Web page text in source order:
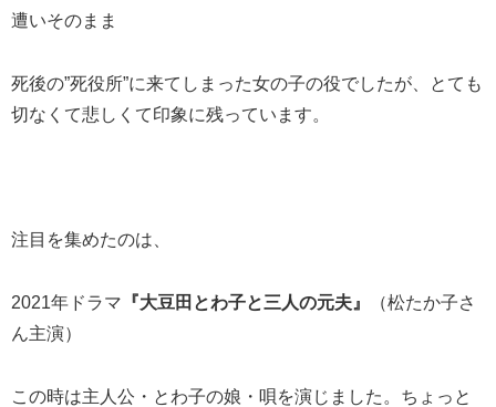
遭いそのまま
死後の”死役所”に来てしまった女の子の役でしたが、とても
切なくて悲しくて印象に残っています。
注目を集めたのは、
2021年ドラマ 『大豆田とわ子と三人の元夫』
（松たか子さ
ん主演）
この時は主人公・とわ子の娘・唄を演じました。ちょっと